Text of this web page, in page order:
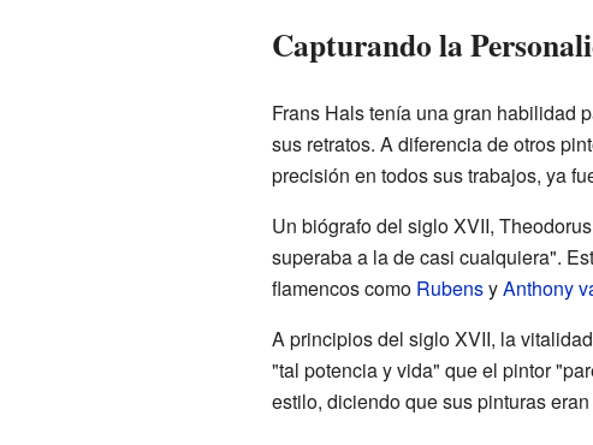
Capturando la
Frans Hals tenía una gran habilidad
sus retratos. A diferencia de otros
precisión en todos sus trabajos, ya
Un biógrafo del siglo XVII,
superaba a la de casi cualquiera".
flamencos como RubensyAnthony
A principios del siglo XVII, la
"tal potencia y vida" que el pintor
estilo, diciendo que sus pinturas